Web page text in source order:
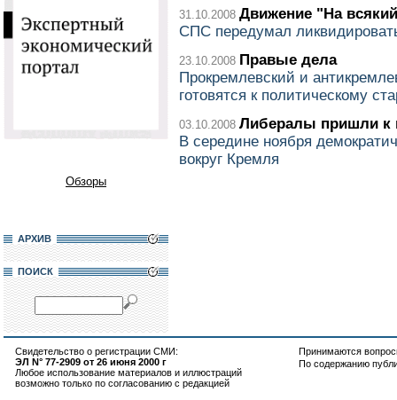
Обзоры
АРХИВ
ПОИСК
31.10.2008 Движение "На
СПС передумал
23.10.2008 Правые дела
Прокремлевский и
готовятся к политическому
03.10.2008 Либералы пришли к
В середине ноября
вокруг Кремля
Свидетельство о регистрации СМИ:
ЭЛ N° 77-2909 от 26 июня 2000 г
Любое использование материалов и иллюстраций
возможно только по согласованию с редакцией
Принимаются
По содержанию